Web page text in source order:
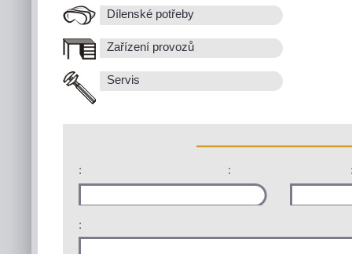
Dílenské potřeby
Zařízení provozů
Servis
: :
: